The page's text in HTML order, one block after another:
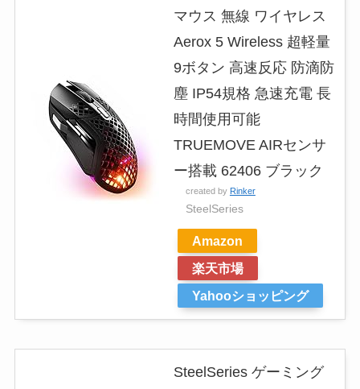
マウス 無線 ワイヤレス
Aerox 5 Wireless 超軽量
9ボタン 高速反応 防滴防
塵 IP54規格 急速充電 長
時間使用可能
TRUEMOVE AIRセンサ
ー搭載 62406 ブラック
created by Rinker
SteelSeries
Amazon
楽天市場
Yahooショッピング
SteelSeries ゲーミング